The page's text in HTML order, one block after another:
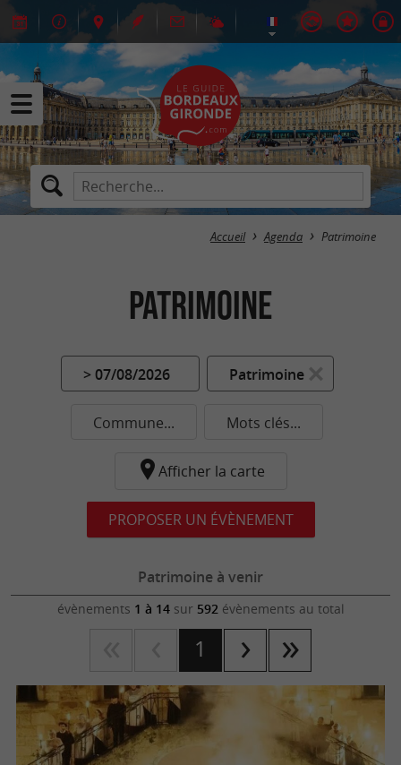
Accueil Agenda Patrimoine
Patrimoine
> 07/08/2026 Patrimoine
Commune... Mots clés...
Afficher la carte
PROPOSER UN ÉVÈNEMENT
Patrimoine à venir
évènements 1 à 14sur 592évènements au total
1